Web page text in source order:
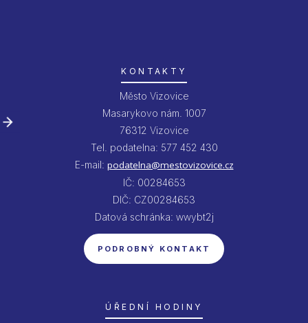
KONTAKTY
Město Vizovice
Masarykovo nám. 1007
76312 Vizovice
Tel. podatelna: 577 452 430
E-mail: podatelna@mestovizovice.cz
IČ: 00284653
DIČ: CZ00284653
Datová schránka: wwybt2j
PODROBNÝ KONTAKT
ÚŘEDNÍ HODINY